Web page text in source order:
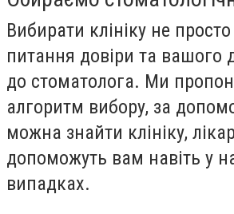
Вибирати клініку не
питання довіри та вашого
до стоматолога. Ми
алгоритм вибору, за
можна знайти клініку,
допоможуть вам навіть у
випадках.